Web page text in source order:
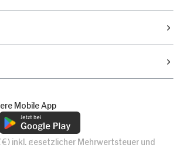
Mobile App
inkl. gesetzlicher Mehrwertsteuer und